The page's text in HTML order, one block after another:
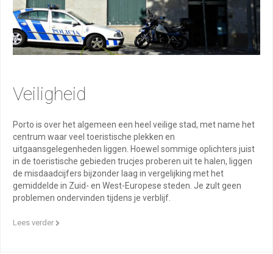
Veiligheid
Porto is over het algemeen een heel veilige stad, met name het
centrum waar veel toeristische plekken en
uitgaansgelegenheden liggen. Hoewel sommige oplichters juist
in de toeristische gebieden trucjes proberen uit te halen, liggen
de misdaadcijfers bijzonder laag in vergelijking met het
gemiddelde in Zuid- en West-Europese steden. Je zult geen
problemen ondervinden tijdens je verblijf.
Lees verder